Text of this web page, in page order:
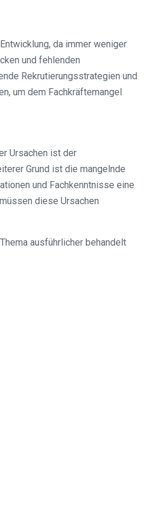
da immer weniger
und fehlenden
Rekrutierungsstrategien und
um dem Fachkräftemangel
Ursachen ist der
Grund ist die mangelnde
und Fachkenntnisse eine
diese Ursachen
ausführlicher behandelt